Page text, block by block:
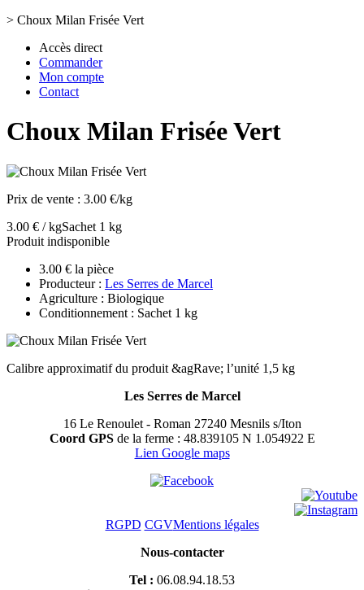
> Choux Milan Frisée Vert
Accès direct
Commander
Mon compte
Contact
Choux Milan Frisée Vert
Prix de vente : 3.00 €/kg
3.00 € / kgSachet 1 kg
Produit indisponible
3.00 € la pièce
Producteur : Les Serres de Marcel
Agriculture : Biologique
Conditionnement : Sachet 1 kg
Calibre approximatif du produit &agRave; l’unité 1,5 kg
Les Serres de Marcel
16 Le Renoulet - Roman 27240 Mesnils s/Iton
Coord GPSde la ferme : 48.839105 N 1.054922 E
Lien Google maps
RGPD CGVMentions légales
Nous-contacter
Tel : 06.08.94.18.53